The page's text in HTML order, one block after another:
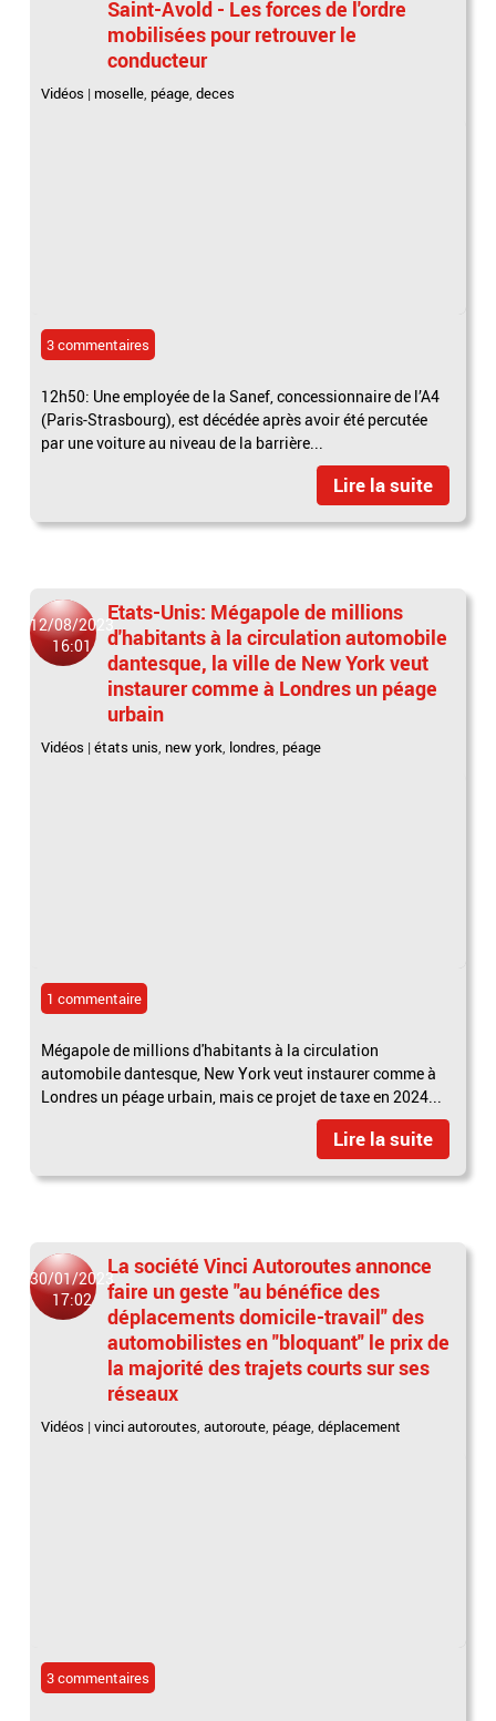
Saint-Avold - Les forces de l'ordre
mobilisées pour retrouver le
conducteur
Vidéos | moselle, péage,deces
3 commentaires
12h50: Une employée de la Sanef, concessionnaire de l’A4
(Paris-Strasbourg), est décédée après avoir été percutée
par une voiture au niveau de la barrière...
Lire la suite
12/08/2023
16:01
Etats-Unis: Mégapole de millions
d'habitants à la circulation automobile
dantesque, la ville de New York veut
instaurer comme à Londres un péage
urbain
Vidéos |états unis, new york, londres, péage
1 commentaire
Mégapole de millions d'habitants à la circulation
automobile dantesque, New York veut instaurer comme à
Londres un péage urbain, mais ce projet de taxe en 2024...
Lire la suite
30/01/2023
17:02
La société Vinci Autoroutes annonce
faire un geste "au bénéfice des
déplacements domicile-travail" des
automobilistes en "bloquant" le prix de
la majorité des trajets courts sur ses
réseaux
Vidéos |vinci autoroutes,autoroute, péage,déplacement
3 commentaires